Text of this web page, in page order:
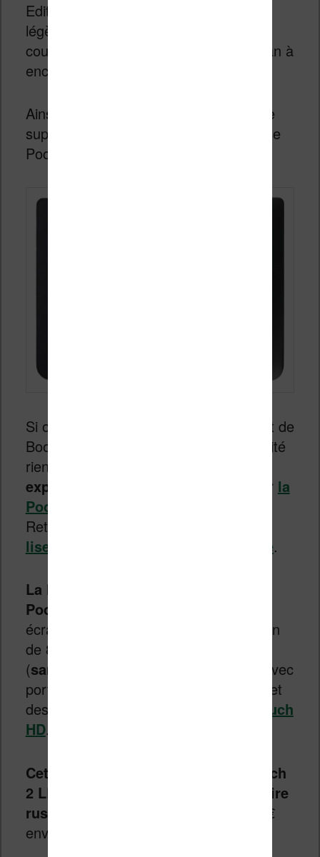
Edition » donc édition limitée) a été
légèrement modifiée pour intégrer une
couverture de protection pour son écran à
encre électronique.
Ainsi, il est inutile d’acheter une housse
supplémentaire pour protéger sa liseuse
Pocketbook des chocs sur l’écran.
Si on peut penser que l’inspiration vient de
Bookeen et sa Saga, il n’en est en réalité
rien. Car Pocketbook avait déjà
expérimenté
ce genre de dispositif sur la
Pocketbook Ultra, par exemple
Retrouvez le guide des
liseuses Pocketbook
cet article.
La liseuse est donc bien une
Pocketbook Basic Touch 2
écran de 6 pouces doté d’une résolution
de 800 x 600 pixels, un écran tactile
(sans éclairage
), 8 Go de mémoire (avec
port d’extension pour carte micro-SD) et
des boutons similaires à ceux de la
Touch
HD.
Cette liseuse Pocketbook Basic Touch
2 LE semble réservée pour le territoire
russe
et est disponible au tarif de 115€
environ (7 999 ₽).